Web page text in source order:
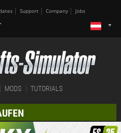
Support Company Jobs
MODS TUTORIALS